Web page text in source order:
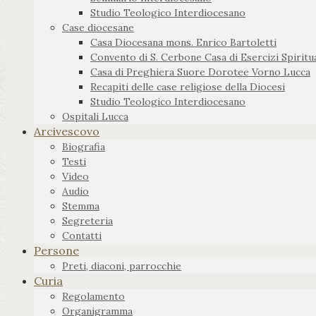
Studio Teologico Interdiocesano
Case diocesane
Casa Diocesana mons. Enrico Bartoletti
Convento di S. Cerbone Casa di Esercizi
Casa di Preghiera Suore Dorotee Vorno Lucca
Recapiti delle case religiose della Diocesi
Studio Teologico Interdiocesano
Ospitali Lucca
Arcivescovo
Biografia
Testi
Video
Audio
Stemma
Segreteria
Contatti
Persone
Preti, diaconi, parrocchie
Curia
Regolamento
Organigramma